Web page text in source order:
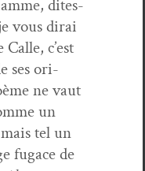
dites-
vous dirai
c’est
ses ori­
ne vaut
un
tel un
fugace de